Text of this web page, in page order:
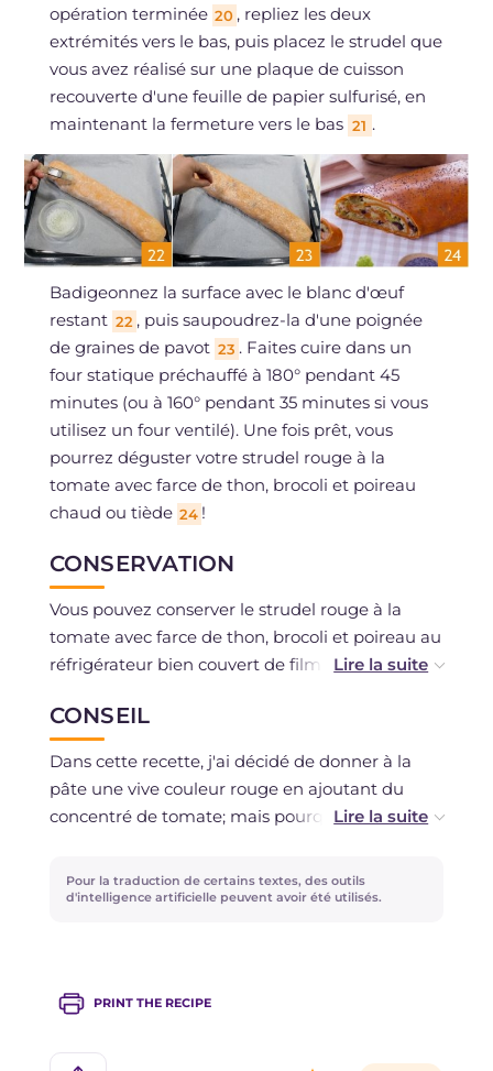
opération terminée 20 , repliez les deux
extrémités vers le bas, puis placez le strudel que
vous avez réalisé sur une plaque de cuisson
recouverte d'une feuille de papier sulfurisé, en
maintenant la fermeture vers le bas 21 .
Badigeonnez la surface avec le blanc d'œuf
restant 22 , puis saupoudrez-la d'une poignée
de graines de pavot 23 . Faites cuire dans un
four statique préchauffé à 180° pendant 45
minutes (ou à 160° pendant 35 minutes si vous
utilisez un four ventilé). Une fois prêt, vous
pourrez déguster votre strudel rouge à la
tomate avec farce de thon, brocoli et poireau
chaud ou tiède 24 !
CONSERVATION
Vous pouvez conserver le strudel rouge à la
tomate avec farce de thon, brocoli et poireau au
réfrigérateur bien couvert de film plastique ou
maximum de 3 jours. Il est possible de congeler
le strudel une fois cuit si vous avez utilisé des
CONSEIL
Dans cette recette, j'ai décidé de donner à la
pâte une vive couleur rouge en ajoutant du
concentré de tomate; mais pourquoi ne pas
vous suffira de dissoudre le safran dans l'eau
pour obtenir une pâte jaune ou de mixer des
Pour la traduction de certains textes, des outils
d'intelligence artificielle peuvent avoir été utilisés.
PRINT THE RECIPE